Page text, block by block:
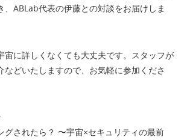
、ABLab代表の伊藤との対談をお届けしま
宙に詳しくなくても大丈夫です。スタッフが
などいたしますので、お気軽に参加くださ
グされたら？ 〜宇宙×セキュリティの最前